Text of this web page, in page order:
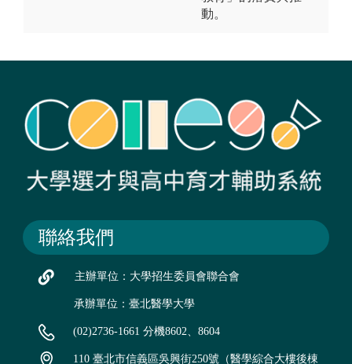
動。
聯絡我們
主辦單位：大學招生委員會聯合會
承辦單位：臺北醫學大學
(02)2736-1661 分機8602、8604
110 臺北市信義區吳興街250號（醫學綜合大樓後棟